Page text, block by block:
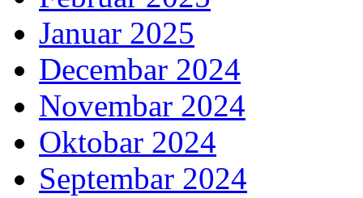
Januar 2025
Decembar 2024
Novembar 2024
Oktobar 2024
Septembar 2024